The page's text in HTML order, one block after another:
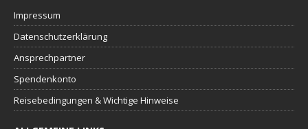
Impressum
Datenschutzerklärung
Ansprechpartner
Spendenkonto
Reisebedingungen & Wichtige Hinweise